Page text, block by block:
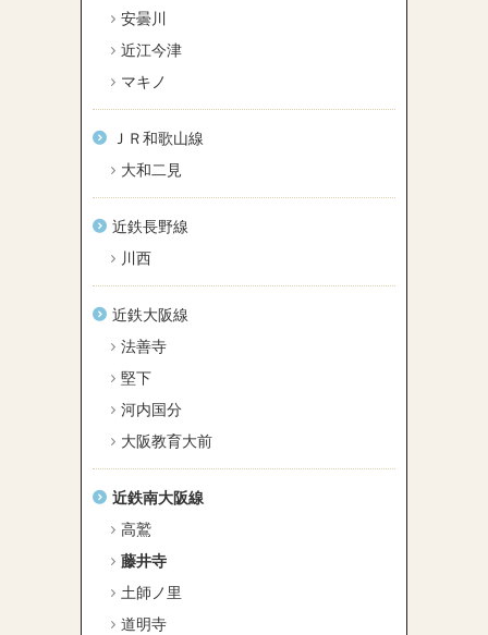
安曇川
近江今津
マキノ
ＪＲ和歌山線
大和二見
近鉄長野線
川西
近鉄大阪線
法善寺
堅下
河内国分
大阪教育大前
近鉄南大阪線
高鷲
藤井寺
土師ノ里
道明寺